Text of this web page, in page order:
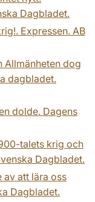
Dagbladet.
Expressen. AB
Allmänheten dog
dagbladet.
dolde. Dagens
talets krig och
Dagbladet.
av att lära oss
Dagbladet.